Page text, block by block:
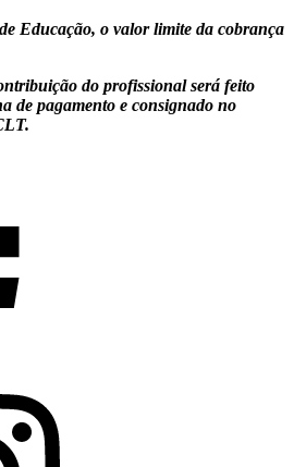
Educação, o valor limite da cobrança
do profissional será feito
de pagamento e consignado no